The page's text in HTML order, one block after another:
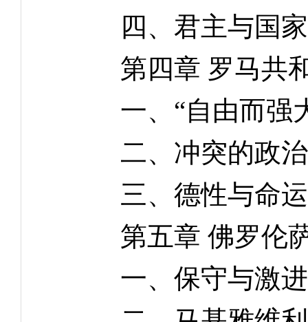
四、君主与国家
第四章 罗马共
一、“自由而强
二、冲突的政治
三、德性与命运
第五章 佛罗伦
一、保守与激进